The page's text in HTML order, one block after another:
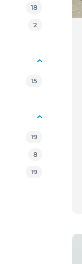
18
2
15
19
8
19